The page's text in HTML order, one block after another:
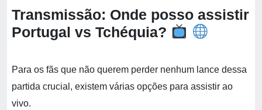
Transmissão: Onde posso assistir
Portugal vs Tchéquia?
Para os fãs que não querem perder nenhum lance dessa
partida crucial, existem várias opções para assistir ao
vivo.